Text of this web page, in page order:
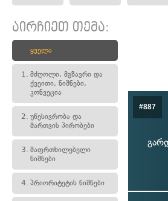
აირჩიეთ თემა:
ყველა
1. მძღოლი, მგზავრი და
ქვეითი, ნიშნები,
კონვეცია
2. უწესივრობა და
მართვის პირობები
3. მაფრთხილებელი
ნიშნები
4. პრიორიტეტის ნიშნები
#887